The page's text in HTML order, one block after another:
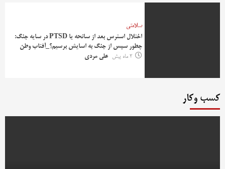
سلامتی
اختلال استرس بعد از سانحه یا PTSD در سایه جنگ:
چطور سپس از جنگ به اسایش برسیم؟_آفتاب وطن
2 ماه پیش
علی مردی
کسب وکار